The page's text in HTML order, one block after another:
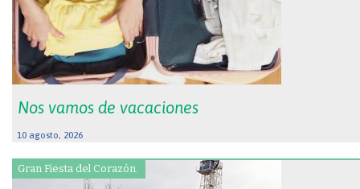
Nos vamos de vacaciones
10 agosto, 2026
Gran Fiesta del Corazón.